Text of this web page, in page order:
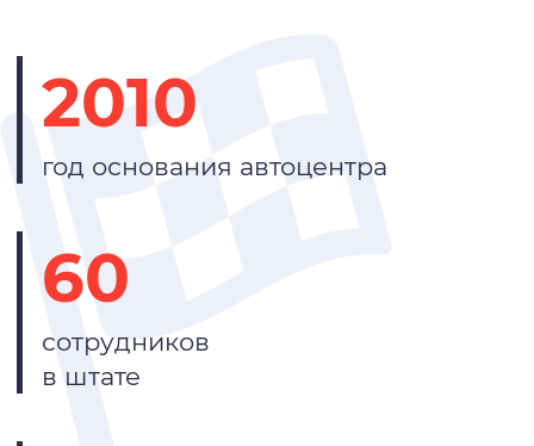
2010
год основания автоцентра
60
сотрудников
в штате